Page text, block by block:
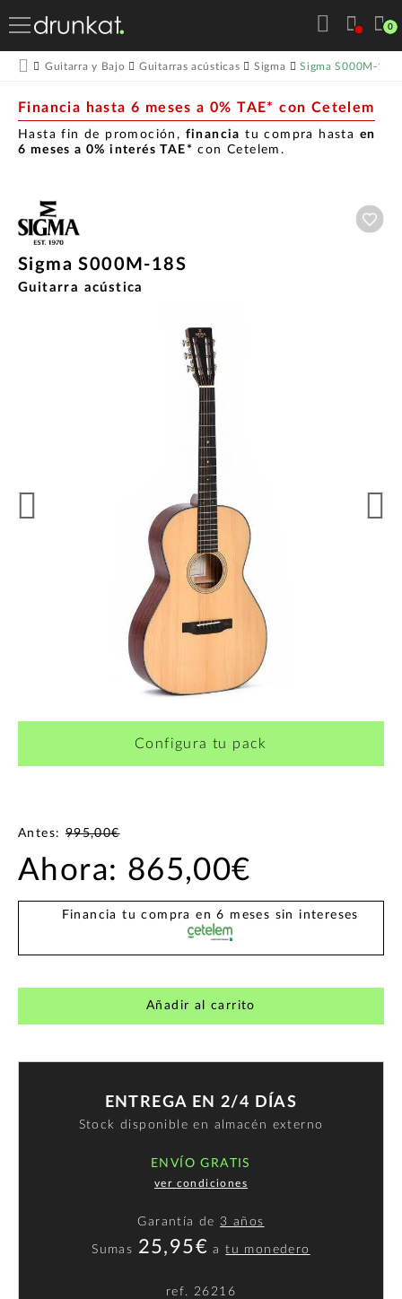
0
Guitarra y Bajo Guitarras acústicas Sigma Sigma S000M-18S
Financia hasta 6 meses a 0% TAE* con Cetelem
Hasta fin de promoción, financia tu compra hasta en
6 meses a 0% interés TAE* con Cetelem.
Sigma S000M-18S
Guitarra acústica
¿Quieres crearte tu propio pack?
Configura tu pack
Antes:995,00€
Ahora: 865,00€
Financia tu compra en 6 meses sin intereses
Añadir al carrito
ENTREGA EN 2/4 DÍAS
Stock disponible en almacén externo
ENVÍO GRATIS
ver condiciones
Garantía de 3 años
Sumas 25,95€ atu monedero
ref. 26216